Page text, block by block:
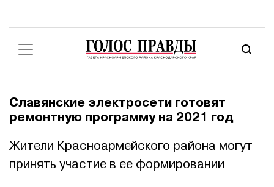
Славянские электросети готовят
ремонтную программу на 2021 год
Жители Красноармейского района могут
принять участие в ее формировании